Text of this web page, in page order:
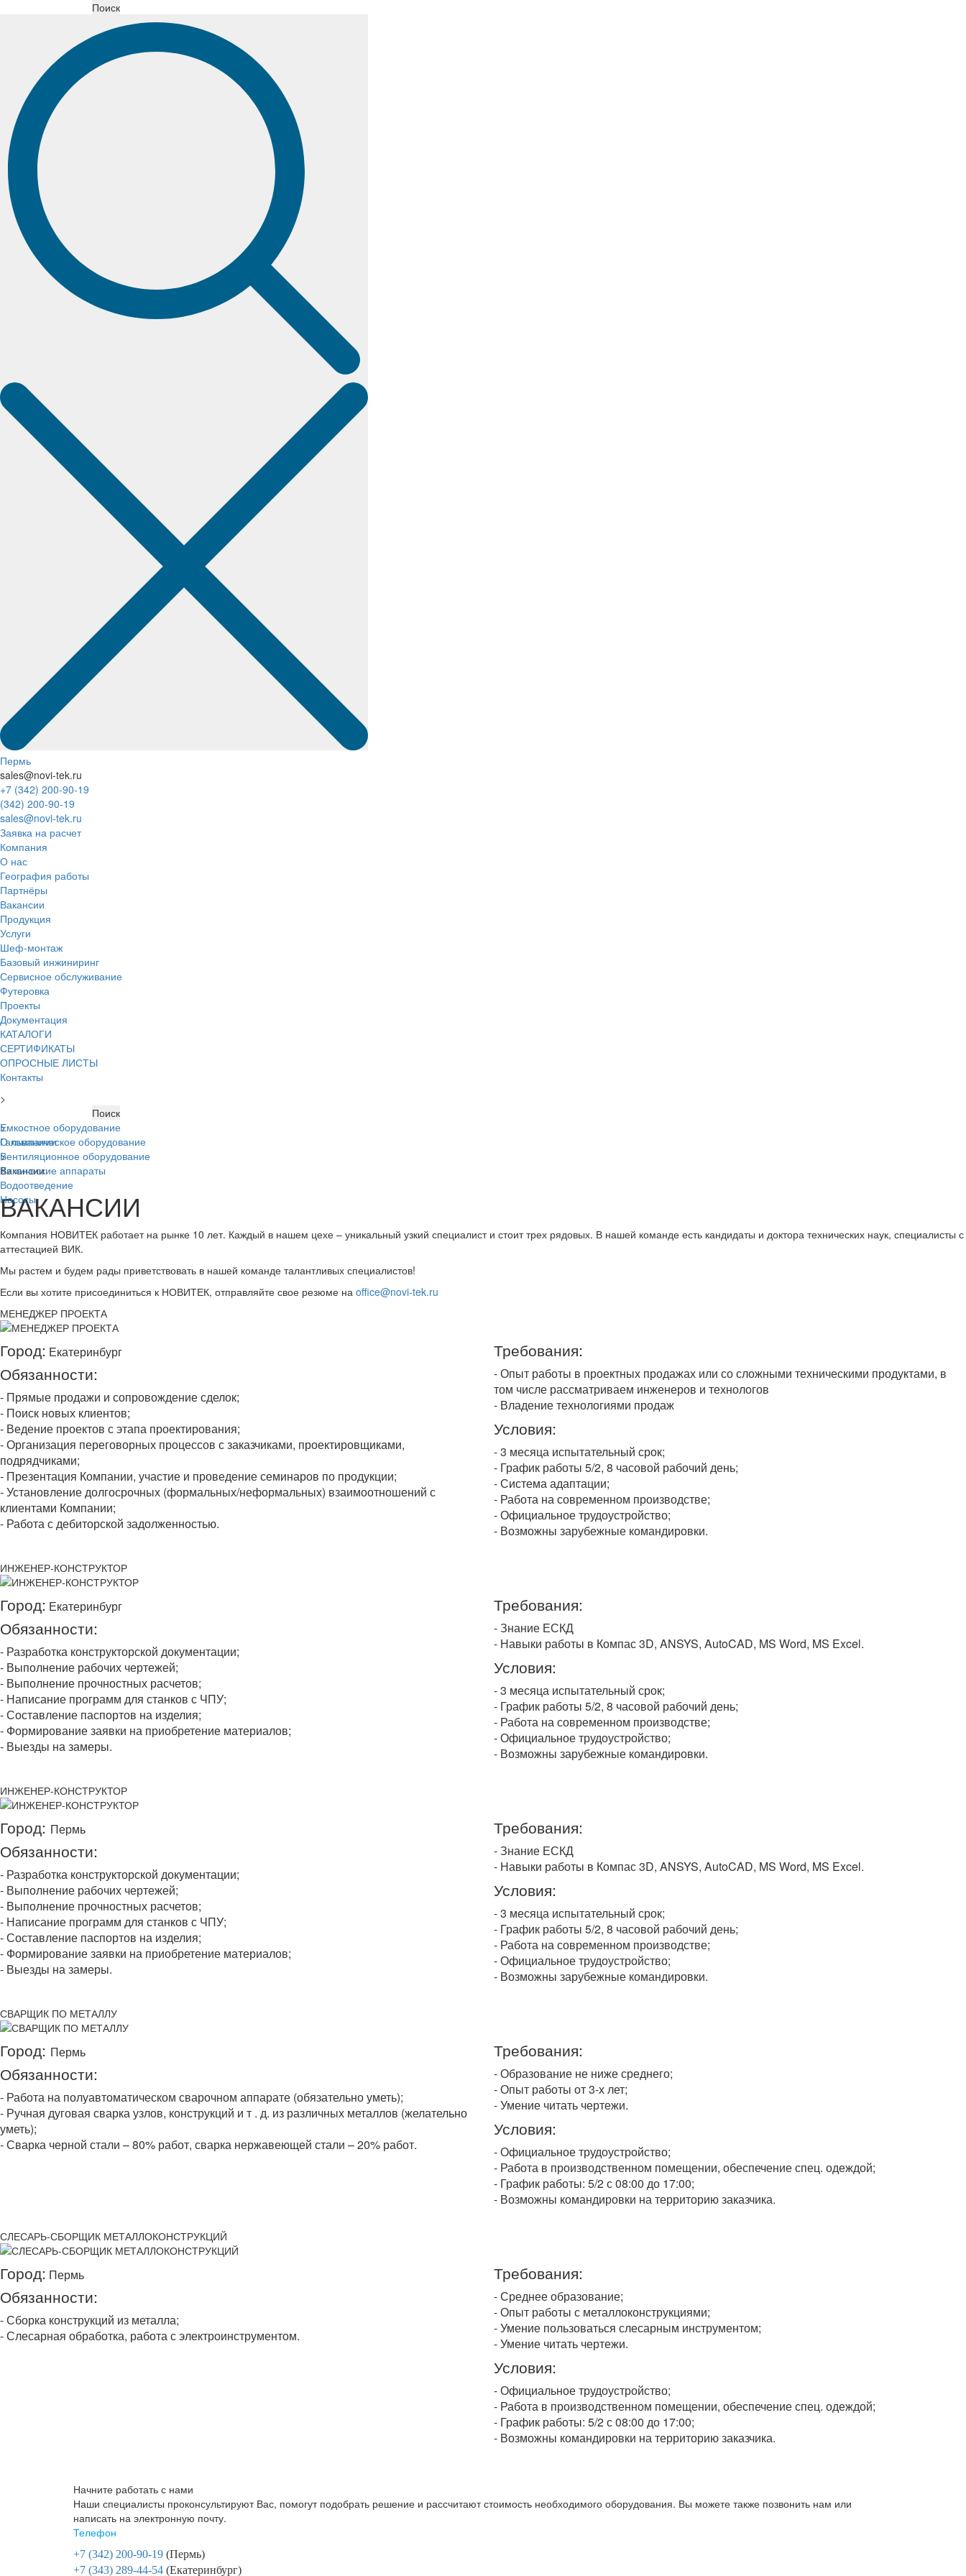
Пермь
sales@novi-tek.ru
+7 (342) 200-90-19
(342) 200-90-19
sales@novi-tek.ru
Заявка на расчет
Компания
О нас
География работы
Партнёры
Вакансии
Продукция
Услуги
Шеф-монтаж
Базовый инжиниринг
Сервисное обслуживание
Футеровка
Проекты
Документация
КАТАЛОГИ
СЕРТИФИКАТЫ
ОПРОСНЫЕ ЛИСТЫ
Контакты
Емкостное оборудование
Гальваническое оборудование
Вентиляционное оборудование
Химические аппараты
Водоотведение
Насосы
>
>
О компании
>
Вакансии
ВАКАНСИИ
Компания НОВИТЕК работает на рынке 10 лет. Каждый в нашем цехе – уникальный узкий специалист и стоит трех рядовых. В нашей команде есть кандидаты и доктора технических наук, специалисты с
аттестацией ВИК.
Мы растем и будем рады приветствовать в нашей команде талантливых специалистов!
Если вы хотите присоединиться к НОВИТЕК, отправляйте свое резюме на office@novi-tek.ru
МЕНЕДЖЕР ПРОЕКТА
Город: Екатеринбург
Обязанности:
- Прямые продажи и сопровождение сделок;
- Поиск новых клиентов;
- Ведение проектов с этапа проектирования;
- Организация переговорных процессов с заказчиками, проектировщиками,
подрядчиками;
- Презентация Компании, участие и проведение семинаров по продукции;
- Установление долгосрочных (формальных/неформальных) взаимоотношений с
клиентами Компании;
- Работа с дебиторской задолженностью.
Требования:
- Опыт работы в проектных продажах или со сложными техническими продуктами, в
том числе рассматриваем инженеров и технологов
- Владение технологиями продаж
Условия:
- 3 месяца испытательный срок;
- График работы 5/2, 8 часовой рабочий день;
- Система адаптации;
- Работа на современном производстве;
- Официальное трудоустройство;
- Возможны зарубежные командировки.
ИНЖЕНЕР-КОНСТРУКТОР
Город: Екатеринбург
Обязанности:
- Разработка конструкторской документации;
- Выполнение рабочих чертежей;
- Выполнение прочностных расчетов;
- Написание программ для станков с ЧПУ;
- Составление паспортов на изделия;
- Формирование заявки на приобретение материалов;
- Выезды на замеры.
Требования:
- Знание ЕСКД
- Навыки работы в Компас 3D, ANSYS, AutoCAD, MS Word, MS Excel.
Условия:
- 3 месяца испытательный срок;
- График работы 5/2, 8 часовой рабочий день;
- Работа на современном производстве;
- Официальное трудоустройство;
- Возможны зарубежные командировки.
ИНЖЕНЕР-КОНСТРУКТОР
Город: Пермь
Обязанности:
- Разработка конструкторской документации;
- Выполнение рабочих чертежей;
- Выполнение прочностных расчетов;
- Написание программ для станков с ЧПУ;
- Составление паспортов на изделия;
- Формирование заявки на приобретение материалов;
- Выезды на замеры.
Требования:
- Знание ЕСКД
- Навыки работы в Компас 3D, ANSYS, AutoCAD, MS Word, MS Excel.
Условия:
- 3 месяца испытательный срок;
- График работы 5/2, 8 часовой рабочий день;
- Работа на современном производстве;
- Официальное трудоустройство;
- Возможны зарубежные командировки.
СВАРЩИК ПО МЕТАЛЛУ
Город: Пермь
Обязанности:
- Работа на полуавтоматическом сварочном аппарате (обязательно уметь);
- Ручная дуговая сварка узлов, конструкций и т . д. из различных металлов (желательно
уметь);
- Сварка черной стали – 80% работ, сварка нержавеющей стали – 20% работ.
Требования:
- Образование не ниже среднего;
- Опыт работы от 3-х лет;
- Умение читать чертежи.
Условия:
- Официальное трудоустройство;
- Работа в производственном помещении, обеспечение спец. одеждой;
- График работы: 5/2 с 08:00 до 17:00;
- Возможны командировки на территорию заказчика.
СЛЕСАРЬ-СБОРЩИК МЕТАЛЛОКОНСТРУКЦИЙ
Город: Пермь
Обязанности:
- Сборка конструкций из металла;
- Слесарная обработка, работа с электроинструментом.
Требования:
- Среднее образование;
- Опыт работы с металлоконструкциями;
- Умение пользоваться слесарным инструментом;
- Умение читать чертежи.
Условия:
- Официальное трудоустройство;
- Работа в производственном помещении, обеспечение спец. одеждой;
- График работы: 5/2 с 08:00 до 17:00;
- Возможны командировки на территорию заказчика.
Начните работать с нами
Наши специалисты проконсультируют Вас, помогут подобрать решение и рассчитают стоимость необходимого оборудования. Вы можете также позвонить нам или
написать на электронную почту.
Телефон
+7 (342) 200-90-19 (Пермь)
+7 (343) 289-44-54 (Екатеринбург)